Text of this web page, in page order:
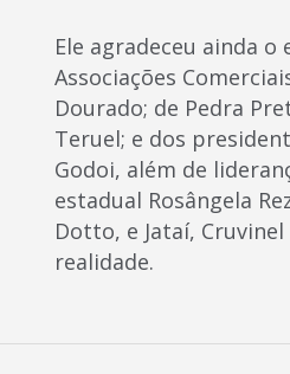
Ele agradeceu ainda
Associações
Dourado; de Pedra
Teruel; e dos
Godoi, além de
estadual Rosângela
Dotto, e Jataí,
realidade.